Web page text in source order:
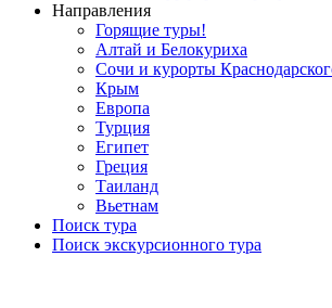
Направления
Горящие туры!
Алтай и Белокуриха
Сочи и курорты
Крым
Европа
Турция
Египет
Греция
Таиланд
Вьетнам
Поиск тура
Поиск экскурсионного тура